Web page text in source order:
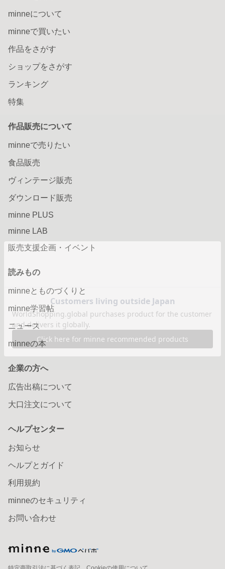
minneについて
minneで買いたい
作品をさがす
ショップをさがす
ランキング
特集
作品販売について
minneで売りたい
食品販売
ヴィンテージ販売
ダウンロード販売
minne PLUS
minne LAB
販売支援企画・イベント
読みもの
minneとものづくりと
minne学習帖
ニュース
minneの本
企業の方へ
広告出稿について
大口注文について
ヘルプセンター
お知らせ
ヘルプとガイド
利用規約
minneのセキュリティ
お問い合わせ